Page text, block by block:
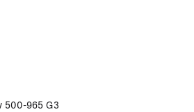
500-965 G3